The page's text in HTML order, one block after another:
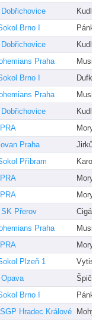
Brno I
Praha
Brno I
Praha
Praha
Jirků,
Příbram
SK Přerov
Praha
Plzeň 1
Brno I
Hradec Králové